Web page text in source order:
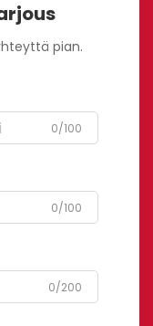
pian.
0/100
0/100
0/200